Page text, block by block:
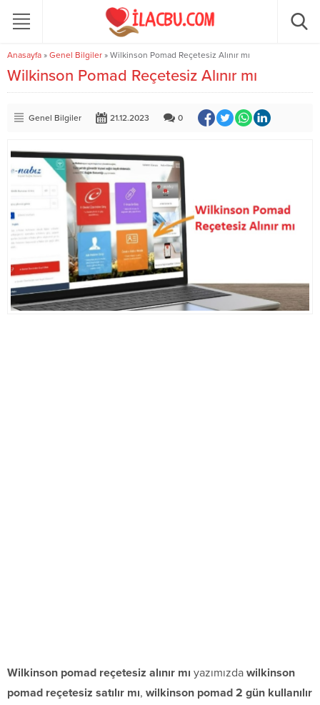
Anasayfa » Genel Bilgiler » Wilkinson Pomad Reçetesiz Alınır mı
Wilkinson Pomad Reçetesiz Alınır mı
Genel Bilgiler 21.12.2023 0
Wilkinson pomad reçetesiz alınır mı yazımızda wilkinson
pomad reçetesiz satılır mı, wilkinson pomad 2 gün kullanılır